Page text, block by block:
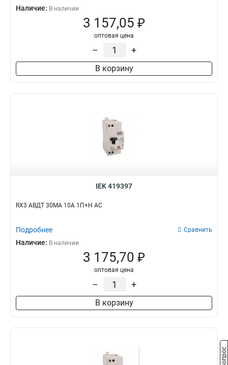
Наличие: В наличии
3 157,05 ₽
оптовая цена
– +
В корзину
IEK 419397
RX3 АВДТ 30МА 10А 1П+Н AC
Подробнее Сравнить
Наличие: В наличии
3 175,70 ₽
оптовая цена
– +
В корзину